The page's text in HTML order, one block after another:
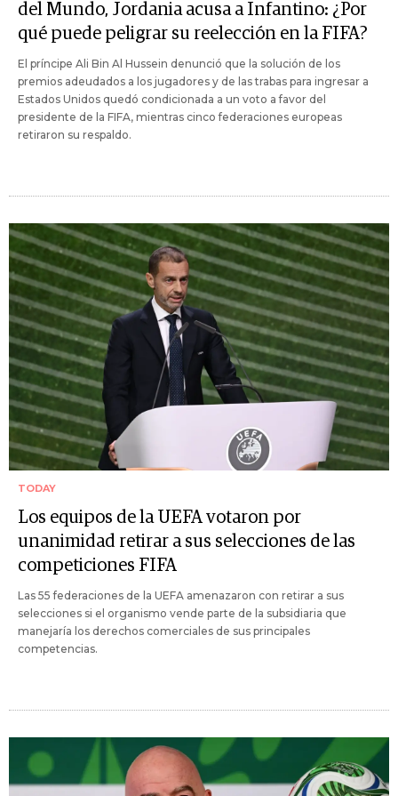
del Mundo, Jordania acusa a Infantino: ¿Por
qué puede peligrar su reelección en la FIFA?
El príncipe Ali Bin Al Hussein denunció que la solución de los
premios adeudados a los jugadores y de las trabas para ingresar a
Estados Unidos quedó condicionada a un voto a favor del
presidente de la FIFA, mientras cinco federaciones europeas
retiraron su respaldo.
TODAY
Los equipos de la UEFA votaron por
unanimidad retirar a sus selecciones de las
competiciones FIFA
Las 55 federaciones de la UEFA amenazaron con retirar a sus
selecciones si el organismo vende parte de la subsidiaria que
manejaría los derechos comerciales de sus principales
competencias.